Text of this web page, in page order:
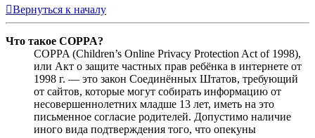
Вернуться к началу
Что такое COPPA?
COPPA (Children’s Online Privacy Protection Act of 1998),
или Акт о защите частных прав ребёнка в интернете от
1998 г. — это закон Соединённых Штатов, требующий
от сайтов, которые могут собирать информацию от
несовершеннолетних младше 13 лет, иметь на это
письменное согласие родителей. Допустимо наличие
иного вида подтверждения того, что опекуны